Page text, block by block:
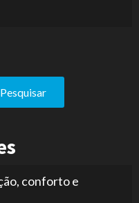
Pesquisar
conforto e